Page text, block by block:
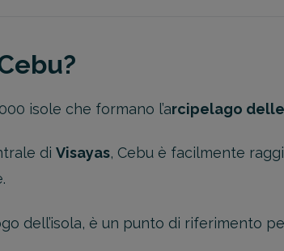
isole che formano l’arcipelago
di Visayas, Cebu è facilmente
dell’isola, è un punto di riferimento